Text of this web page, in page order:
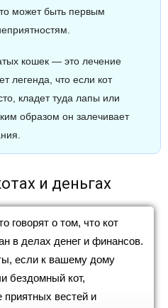
может быть первым
кошек — это лечение
легенда, что если кот
кладет туда лапы или
образом он залечивает
и деньгах
говорят о том, что кот
в делах денег и финансов.
если к вашему дому
бездомный кот,
приятных вестей и